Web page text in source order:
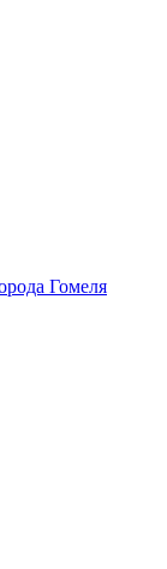
Гомеля